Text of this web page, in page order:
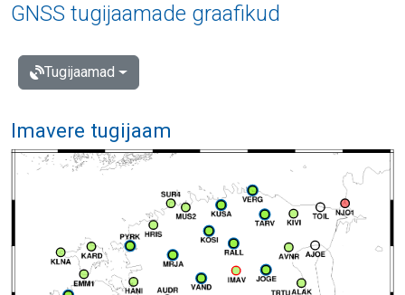
GNSS tugijaamade graafikud
Tugijaamad
Imavere tugijaam